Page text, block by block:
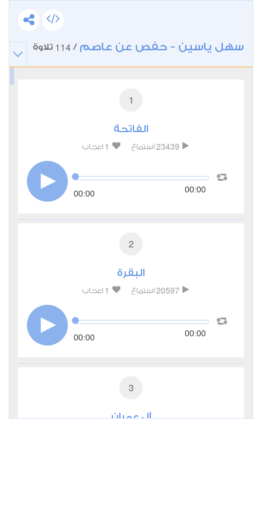
سهل ياسين - حفص عن عاصم /
114 تلاوة
1
الفاتحة
23439 استماع 1 اعجاب
00:00 00:00
2
البقرة
20597 استماع 1 اعجاب
00:00 00:00
3
آل عمران